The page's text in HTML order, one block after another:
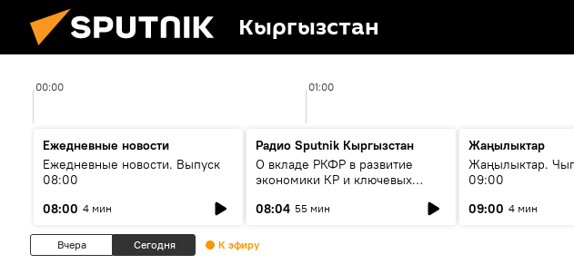
Кыргызстан
00:00 01:00
Ежедневные новости
Ежедневные новости. Выпуск
08:00
08:00 4 мин
Радио Sputnik Кыргызстан
О вкладе РКФР в развитие
экономики КР и ключевых
08:04 55 мин
Жаңылыктар
Жаңылыктар.
09:00
09:00 4 мин
Вчера Сегодня К эфиру